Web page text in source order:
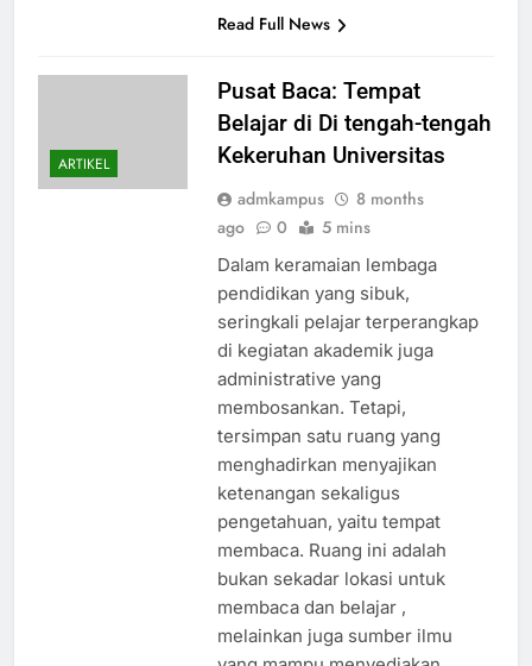
Read Full News
ARTIKEL
Pusat Baca: Tempat
Belajar di Di tengah-tengah
Kekeruhan Universitas
admkampus
8 months
ago
0 5 mins
Dalam keramaian lembaga
pendidikan yang sibuk,
seringkali pelajar terperangkap
di kegiatan akademik juga
administrative yang
membosankan. Tetapi,
tersimpan satu ruang yang
menghadirkan menyajikan
ketenangan sekaligus
pengetahuan, yaitu tempat
membaca. Ruang ini adalah
bukan sekadar lokasi untuk
membaca dan belajar ,
melainkan juga sumber ilmu